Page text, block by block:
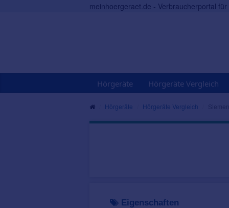
meinhoergeraet.de - Verbraucherportal
Hörgeräte Hörgeräte Vergleich
Hörgeräte Hörgeräte Vergleich
Eigenschaften